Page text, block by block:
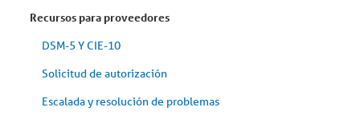
Recursos para proveedores
DSM-5 Y CIE-10
Solicitud de autorización
Escalada y resolución de problemas